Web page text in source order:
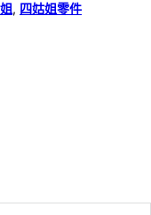
, 四姑姐零件